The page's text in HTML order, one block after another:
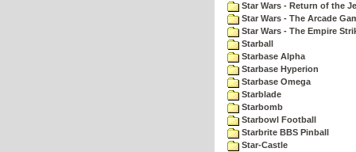
Star Wars - Return of the
Star Wars - The Arcade
Star Wars - The Empire
Starball
Starbase Alpha
Starbase Hyperion
Starbase Omega
Starblade
Starbomb
Starbowl Football
Starbrite BBS Pinball
Star-Castle